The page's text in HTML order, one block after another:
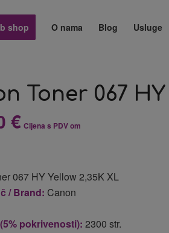
shop O nama Blog Usluge
Toner 067
€ Cijena s PDV om
067 HY Yellow 2,35K XL
/ Brand: Canon
pokrivenosti): 2300 str.